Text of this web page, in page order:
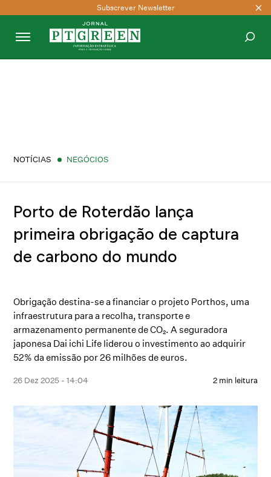
Subscrever Newsletter
NOTÍCIAS NEGÓCIOS
Porto de Roterdão lança
primeira obrigação de captura
de carbono do mundo
Obrigação destina-se a financiar o projeto Porthos, uma
infraestrutura para a recolha, transporte e
armazenamento permanente de CO₂. A seguradora
japonesa Dai ichi Life liderou o investimento ao adquirir
52% da emissão por 26 milhões de euros.
26 Dez 2025 - 14:04 2 min leitura